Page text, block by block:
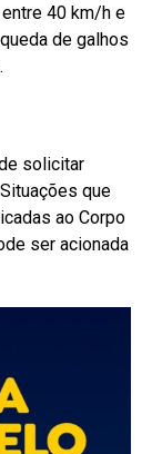
40 km/h e
de galhos
solicitar
que
ao Corpo
ser acionada